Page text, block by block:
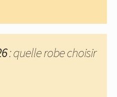
: quelle robe choisir